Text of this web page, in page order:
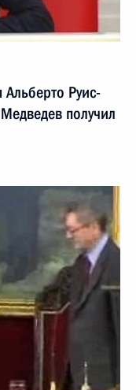
Руис-
получил